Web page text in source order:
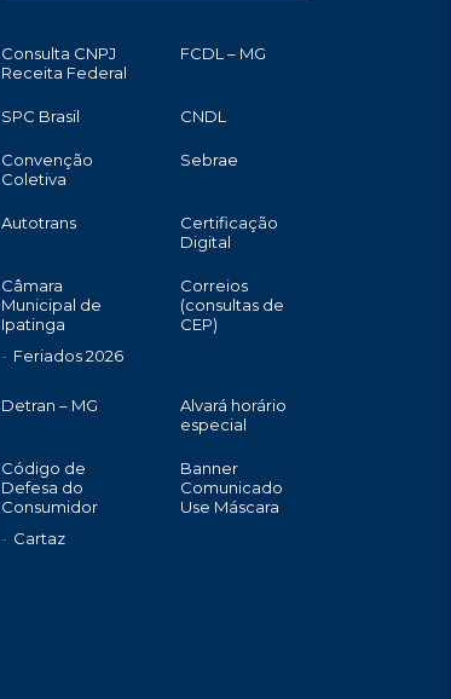
Consulta CNPJ
Receita Federal
FCDL – MG
SPC Brasil CNDL
Convenção
Coletiva
Sebrae
Autotrans
Certificação
Digital
Câmara
Municipal de
Ipatinga
Feriados 2026
Correios
(consultas de
CEP)
Detran – MG
Alvará horário
especial
Código de
Defesa do
Consumidor
Cartaz
Banner
Comunicado
Use Máscara